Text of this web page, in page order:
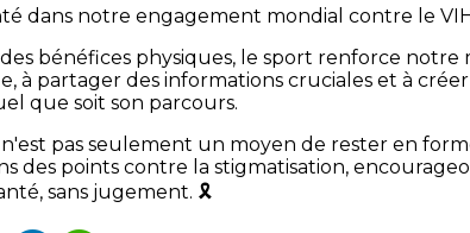
dans notre engagement mondial contre le
bénéfices physiques, le sport renforce
à partager des informations cruciales et à
que soit son parcours.
n'est pas seulement un moyen de rester en
des points contre la stigmatisation,
sans jugement. 🎗️